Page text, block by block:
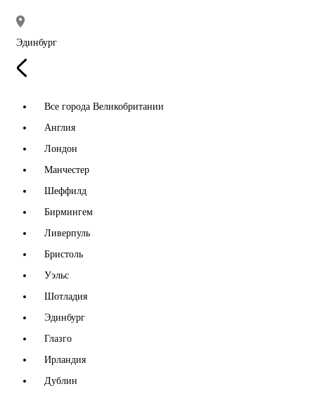
Эдинбург
Все города Великобритании
Англия
Лондон
Манчестер
Шеффилд
Бирмингем
Ливерпуль
Бристоль
Уэльс
Шотладия
Эдинбург
Глазго
Ирландия
Дублин